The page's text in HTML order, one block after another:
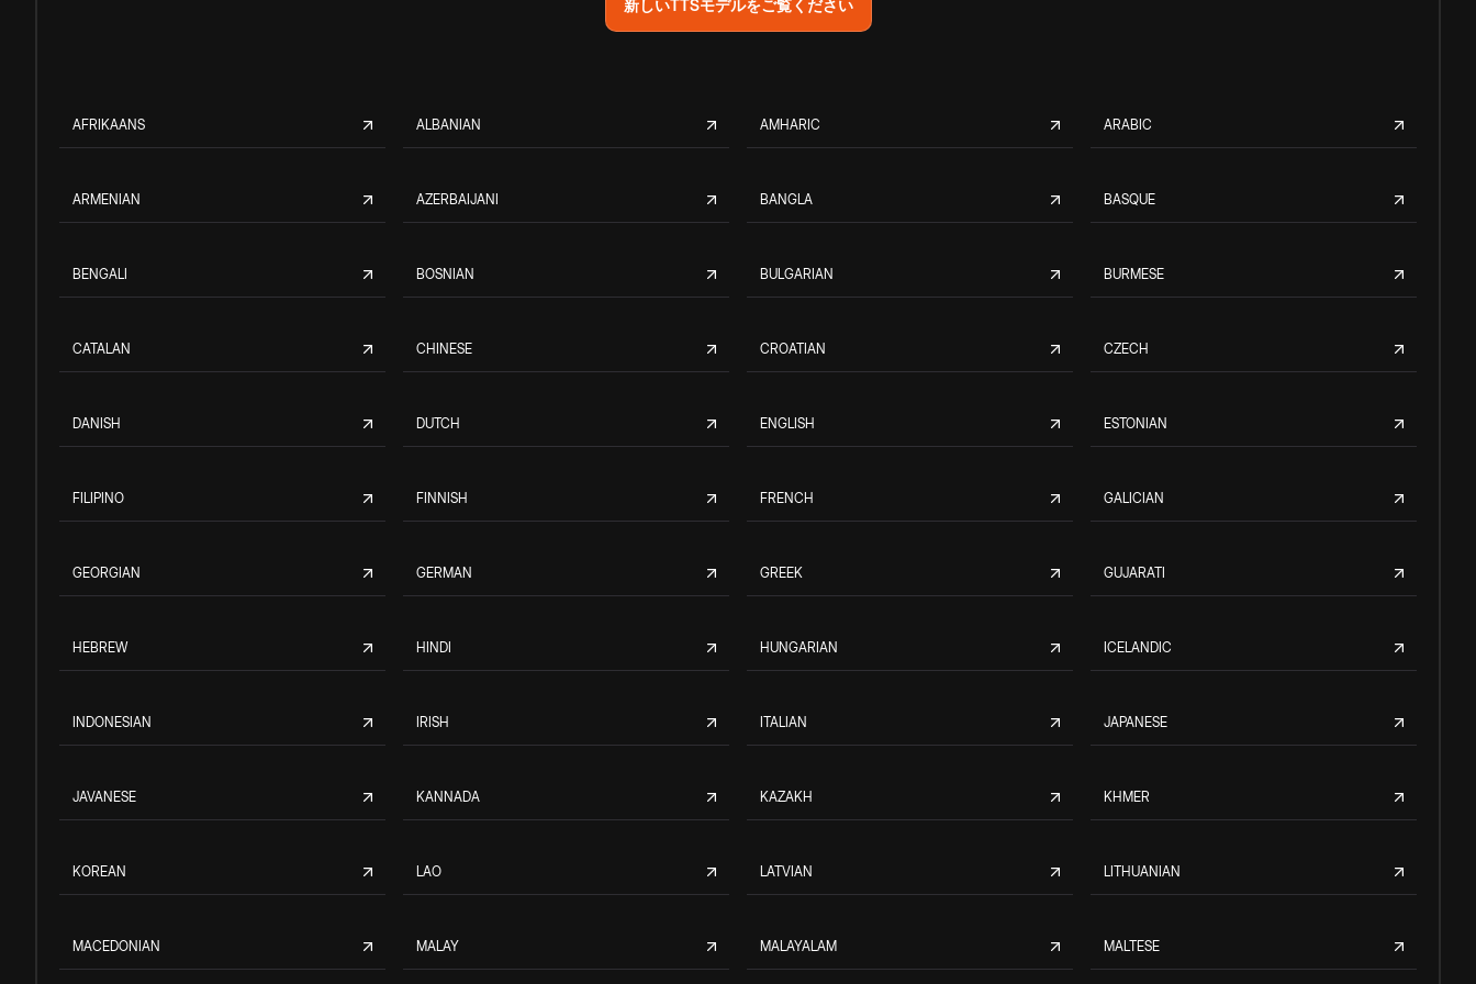
新しいTTSモデルをご覧ください
AFRIKAANS ALBANIAN AMHARIC ARABIC
ARMENIAN AZERBAIJANI BANGLA BASQUE
BENGALI BOSNIAN BULGARIAN BURMESE
CATALAN CHINESE CROATIAN CZECH
DANISH DUTCH ENGLISH ESTONIAN
FILIPINO FINNISH FRENCH GALICIAN
GEORGIAN GERMAN GREEK GUJARATI
HEBREW HINDI HUNGARIAN ICELANDIC
INDONESIAN IRISH ITALIAN JAPANESE
JAVANESE KANNADA KAZAKH KHMER
KOREAN LAO LATVIAN LITHUANIAN
MACEDONIAN MALAY MALAYALAM MALTESE